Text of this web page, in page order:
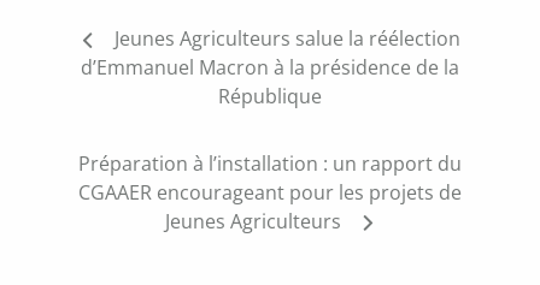
Navigation
Jeunes Agriculteurs salue la réélection
d’Emmanuel Macron à la présidence de la
République
Préparation à l’installation : un rapport du
CGAAER encourageant pour les projets de
Jeunes Agriculteurs